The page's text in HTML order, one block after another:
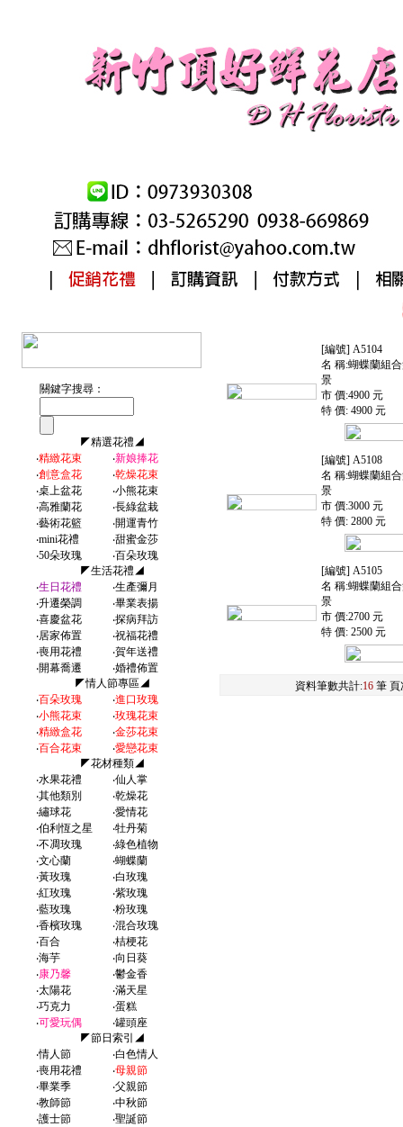
關鍵字搜尋：
◤精選花禮◢
‧精緻花束 ‧新娘捧花
‧創意盒花 ‧乾燥花束
‧桌上盆花 ‧小熊花束
‧高雅蘭花 ‧長綠盆栽
‧藝術花籃 ‧開運青竹
‧mini花禮 ‧甜蜜金莎
‧50朵玫瑰 ‧百朵玫瑰
◤生活花禮◢
‧生日花禮 ‧生產彌月
‧升遷榮調 ‧畢業表揚
‧喜慶盆花 ‧探病拜訪
‧居家佈置 ‧祝福花禮
‧喪用花禮 ‧賀年送禮
‧開幕喬遷 ‧婚禮佈置
◤情人節專區◢
‧百朵玫瑰 ‧進口玫瑰
‧小熊花束 ‧玫瑰花束
‧精緻盒花 ‧金莎花束
‧百合花束 ‧愛戀花束
◤花材種類◢
‧水果花禮 ‧仙人掌
‧其他類別 ‧乾燥花
‧繡球花 ‧愛情花
‧伯利恆之星 ‧牡丹菊
‧不凋玫瑰 ‧綠色植物
‧文心蘭 ‧蝴蝶蘭
‧黃玫瑰 ‧白玫瑰
‧紅玫瑰 ‧紫玫瑰
‧藍玫瑰 ‧粉玫瑰
‧香檳玫瑰 ‧混合玫瑰
‧百合 ‧桔梗花
‧海芋 ‧向日葵
‧康乃馨 ‧鬱金香
‧太陽花 ‧滿天星
‧巧克力 ‧蛋糕
‧可愛玩偶 ‧罐頭座
◤節日索引◢
‧情人節 ‧白色情人
‧喪用花禮 ‧母親節
‧畢業季 ‧父親節
‧教師節 ‧中秋節
‧護士節 ‧聖誕節
[編號] A5104
名 稱:蝴蝶蘭組
景
市 價:4900 元
特 價: 4900 元
[編號] A5108
名 稱:蝴蝶蘭組
景
市 價:3000 元
特 價: 2800 元
[編號] A5105
名 稱:蝴蝶蘭組
景
市 價:2700 元
特 價: 2500 元
資料筆數共計:16筆 頁